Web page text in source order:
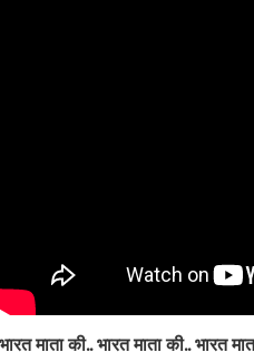
भारत माता की.. भारत माता की.. भारत